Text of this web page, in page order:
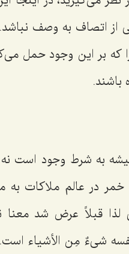
از اتصاف به وصف
كه بر این وجود حمل
باشند.
به شرط وجود است نه
در عالم ملاكات به
لذا قبلاً عرض شد معنا
شیءٌ مِن الأشیاء